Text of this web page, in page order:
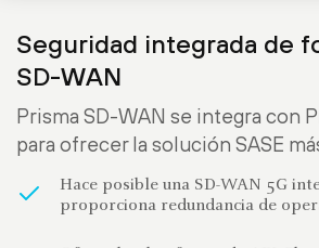
Seguridad integrada de
SD-WAN
Prisma SD-WAN se integra con
para ofrecer la solución SASE
Hace posible una SD-WAN 5G
proporciona redundancia de